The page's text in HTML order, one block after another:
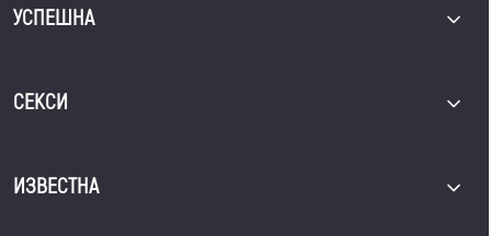
УСПЕШНА
СЕКСИ
ИЗВЕСТНА